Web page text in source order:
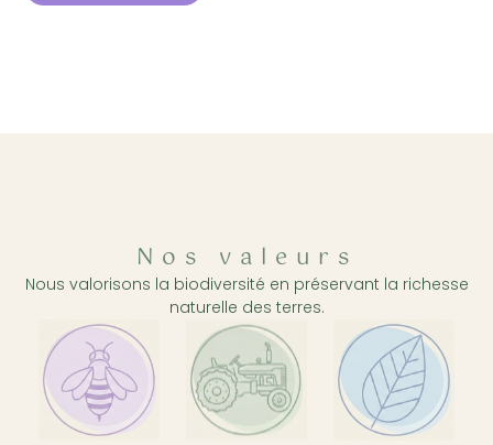
Nos valeurs
Nous valorisons la biodiversité en préservant la richesse
naturelle des terres.